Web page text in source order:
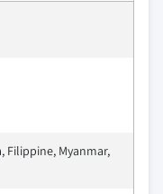
Filippine, Myanmar,